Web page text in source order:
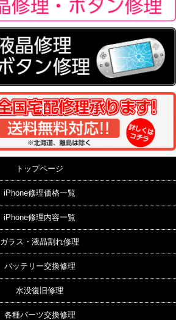
トップページ
iPhone修理価格一覧
iPhone修理内容一覧
ガラス・液晶割れ修理
バッテリー交換修理
水没復旧修理
各種パーツ交換修理